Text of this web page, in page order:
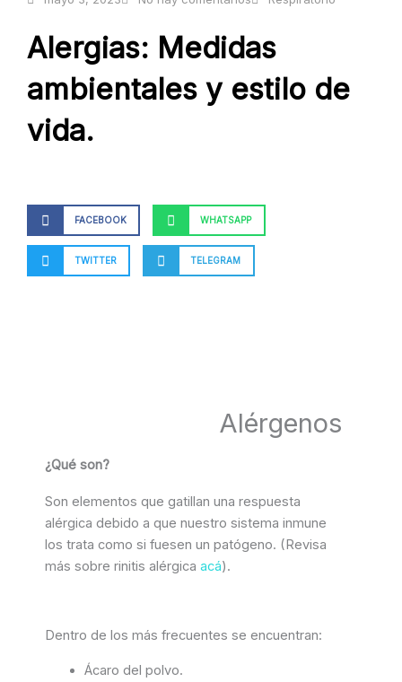
Alergias: Medidas
ambientales y estilo de
vida.
FACEBOOK WHATSAPP
TWITTER TELEGRAM
Alérgenos
¿Qué son?
Son elementos que gatillan una respuesta
alérgica debido a que nuestro sistema inmune
los trata como si fuesen un patógeno. (Revisa
más sobre rinitis alérgica acá).
Dentro de los más frecuentes se encuentran:
Ácaro del polvo.